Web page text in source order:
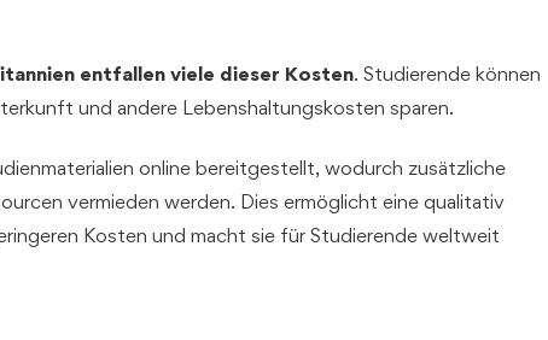
entfallen viele dieser Kosten. Studierende können
und andere Lebenshaltungskosten sparen.
online bereitgestellt, wodurch zusätzliche
vermieden werden. Dies ermöglicht eine qualitativ
Kosten und macht sie für Studierende weltweit